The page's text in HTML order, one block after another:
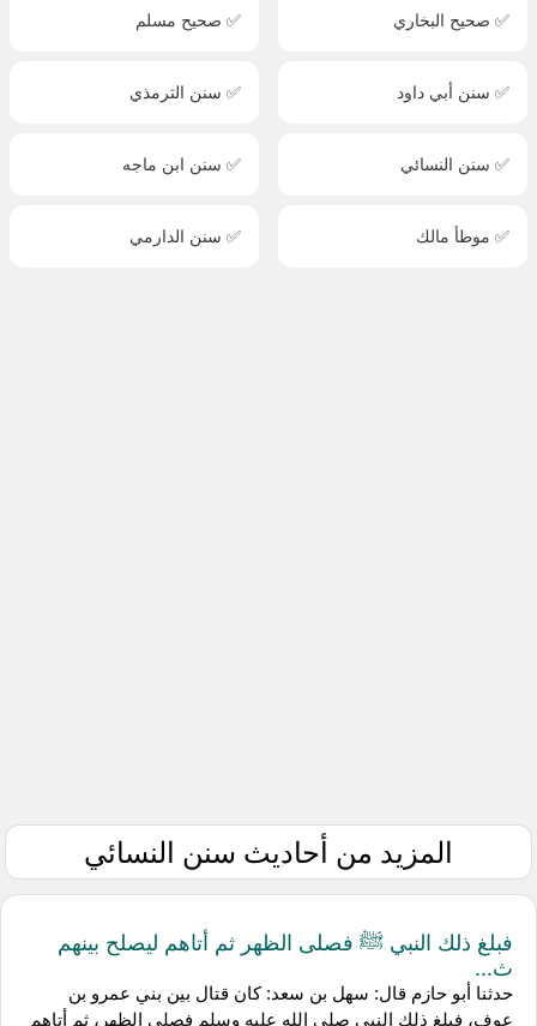
✅ صحيح البخاري ✅ صحيح مسلم
✅ سنن أبي داود ✅ سنن الترمذي
✅ سنن النسائي ✅ سنن ابن ماجه
✅ موطأ مالك ✅ سنن الدارمي
المزيد من أحاديث سنن النسائي
فبلغ ذلك النبي ﷺ فصلى الظهر ثم أتاهم ليصلح بينهم
ث...
حدثنا أبو حازم قال: سهل بن سعد: كان قتال بين بني عمرو بن
عوف، فبلغ ذلك النبي صلى الله عليه وسلم فصلى الظهر، ثم أتاهم